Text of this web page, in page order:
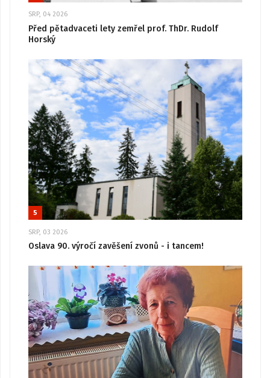
SRP, 04 2026
Před pětadvaceti lety zemřel prof. ThDr. Rudolf
Horský
5
SRP, 03 2026
Oslava 90. výročí zavěšení zvonů - i tancem!